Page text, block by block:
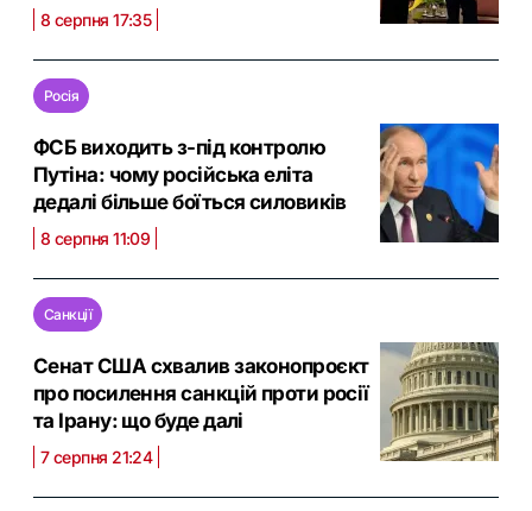
8 серпня 17:35
Росія
ФСБ виходить з-під контролю
Путіна: чому російська еліта
дедалі більше боїться силовиків
8 серпня 11:09
Санкції
Сенат США схвалив законопроєкт
про посилення санкцій проти росії
та Ірану: що буде далі
7 серпня 21:24